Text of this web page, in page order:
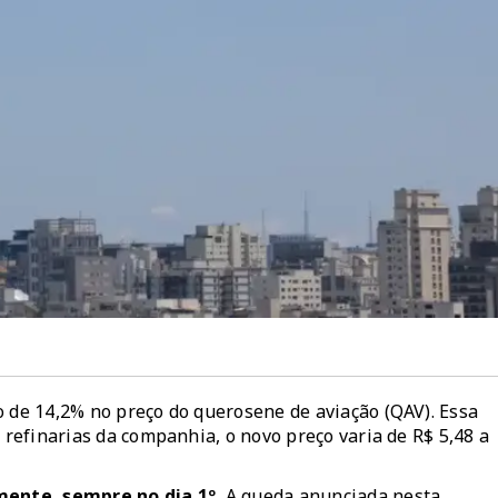
14,2% no preço do querosene de aviação (QAV). Essa
da companhia, o novo preço varia de R$ 5,48 a